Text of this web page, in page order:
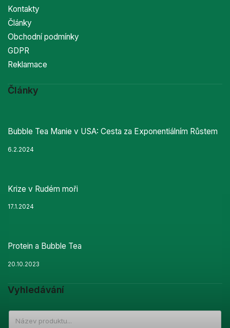
Kontakty
Články
Obchodní podmínky
GDPR
Reklamace
Články
Bubble Tea Manie v USA: Cesta za Exponentiálním Růstem
6.2.2024
Krize v Rudém moři
17.1.2024
Protein a Bubble Tea
20.10.2023
Vyhledávání